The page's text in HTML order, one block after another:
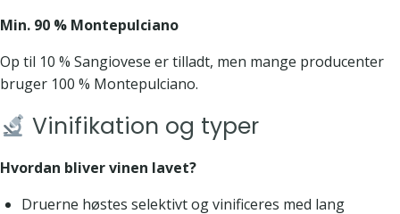
Min. 90 % Montepulciano
Op til 10 % Sangiovese er tilladt, men mange producenter
bruger 100 % Montepulciano.
Vinifikation og typer
Hvordan bliver vinen lavet?
Druerne høstes selektivt og vinificeres med lang